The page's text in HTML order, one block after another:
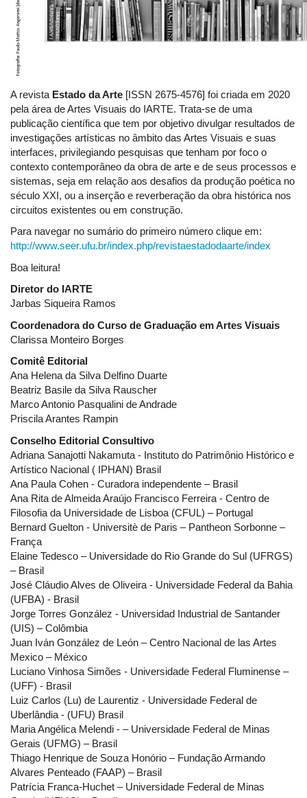
A revista Estado da Arte [ISSN 2675-4576] foi criada em 2020
pela área de Artes Visuais do IARTE. Trata-se de uma
publicação científica que tem por objetivo divulgar resultados de
investigações artísticas no âmbito das Artes Visuais e suas
interfaces, privilegiando pesquisas que tenham por foco o
contexto contemporâneo da obra de arte e de seus processos e
sistemas, seja em relação aos desafios da produção poética no
século XXI, ou a inserção e reverberação da obra histórica nos
circuitos existentes ou em construção.
Para navegar no sumário do primeiro número clique em:
http://www.seer.ufu.br/index.php/revistaestadodaarte/index
Boa leitura!
Diretor do IARTE
Jarbas Siqueira Ramos
Coordenadora do Curso de Graduação em Artes Visuais
Clarissa Monteiro Borges
Comitê Editorial
Ana Helena da Silva Delfino Duarte
Beatriz Basile da Silva Rauscher
Marco Antonio Pasqualini de Andrade
Priscila Arantes Rampin
Conselho Editorial Consultivo
Adriana Sanajotti Nakamuta - Instituto do Patrimônio Histórico e
Artístico Nacional ( IPHAN) Brasil
Ana Paula Cohen - Curadora independente – Brasil
Ana Rita de Almeida Araújo Francisco Ferreira - Centro de
Filosofia da Universidade de Lisboa (CFUL) – Portugal
Bernard Guelton - Universitè de Paris – Pantheon Sorbonne –
França
Elaine Tedesco – Universidade do Rio Grande do Sul (UFRGS)
– Brasil
José Cláudio Alves de Oliveira - Universidade Federal da Bahia
(UFBA) - Brasil
Jorge Torres González - Universidad Industrial de Santander
(UIS) – Colômbia
Juan Iván González de León – Centro Nacional de las Artes
Mexico – México
Luciano Vinhosa Simões - Universidade Federal Fluminense –
(UFF) - Brasil
Luiz Carlos (Lu) de Laurentiz - Universidade Federal de
Uberlândia - (UFU) Brasil
Maria Angélica Melendi - – Universidade Federal de Minas
Gerais (UFMG) – Brasil
Thiago Henrique de Souza Honório – Fundação Armando
Alvares Penteado (FAAP) – Brasil
Patrícia Franca-Huchet – Universidade Federal de Minas